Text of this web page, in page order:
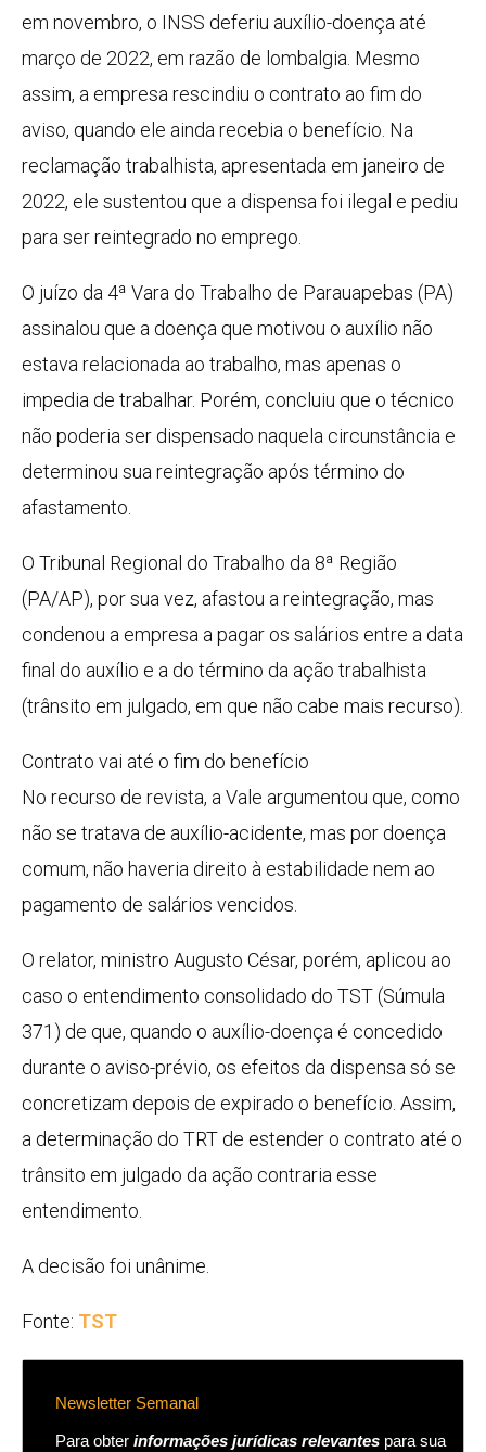
em novembro, o INSS deferiu auxílio-doença até
março de 2022, em razão de lombalgia. Mesmo
assim, a empresa rescindiu o contrato ao fim do
aviso, quando ele ainda recebia o benefício. Na
reclamação trabalhista, apresentada em janeiro de
2022, ele sustentou que a dispensa foi ilegal e pediu
para ser reintegrado no emprego.
O juízo da 4ª Vara do Trabalho de Parauapebas (PA)
assinalou que a doença que motivou o auxílio não
estava relacionada ao trabalho, mas apenas o
impedia de trabalhar. Porém, concluiu que o técnico
não poderia ser dispensado naquela circunstância e
determinou sua reintegração após término do
afastamento.
O Tribunal Regional do Trabalho da 8ª Região
(PA/AP), por sua vez, afastou a reintegração, mas
condenou a empresa a pagar os salários entre a data
final do auxílio e a do término da ação trabalhista
(trânsito em julgado, em que não cabe mais recurso).
Contrato vai até o fim do benefício
No recurso de revista, a Vale argumentou que, como
não se tratava de auxílio-acidente, mas por doença
comum, não haveria direito à estabilidade nem ao
pagamento de salários vencidos.
O relator, ministro Augusto César, porém, aplicou ao
caso o entendimento consolidado do TST (Súmula
371) de que, quando o auxílio-doença é concedido
durante o aviso-prévio, os efeitos da dispensa só se
concretizam depois de expirado o benefício. Assim,
a determinação do TRT de estender o contrato até o
trânsito em julgado da ação contraria esse
entendimento.
A decisão foi unânime.
Fonte: TST
Newsletter Semanal
Para obter informações jurídicas relevantes para sua